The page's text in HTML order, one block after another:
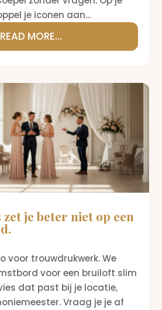
je iconen aan...
READ MORE...
je beter niet op een
voor trouwdrukwerk. We
voor een bruiloft slim
dat past bij je locatie,
Vraag je je af